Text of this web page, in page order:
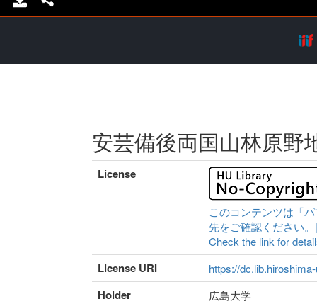
安芸備後両国山林原野
License
このコンテンツは「
先をご確認ください
Check the link for
License URI https://
Holder 広島大学